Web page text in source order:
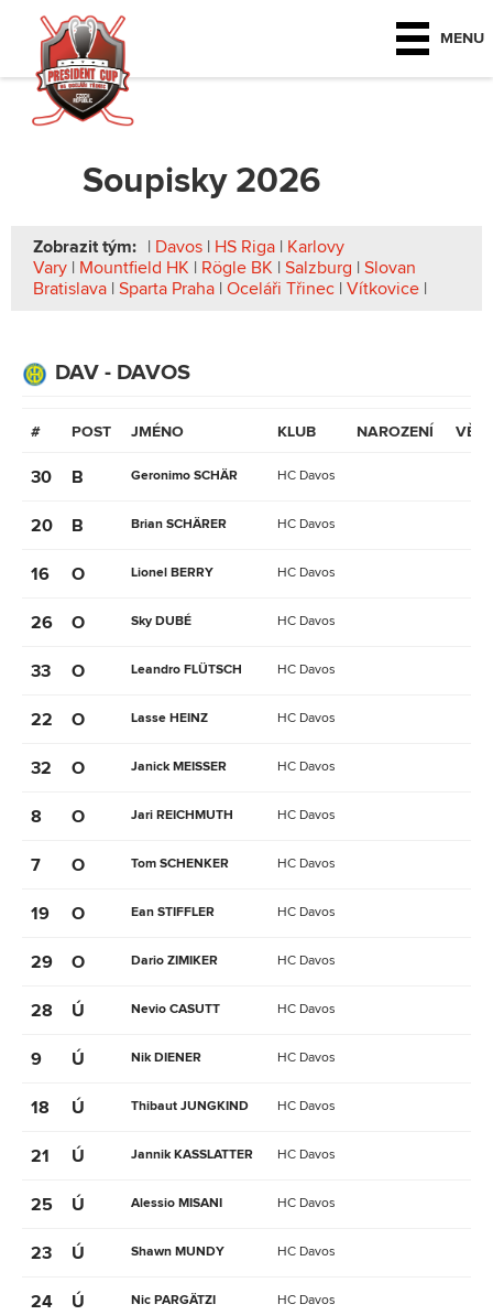
MENU
Soupisky 2026
Zobrazit tým: | Davos | HS Riga | Karlovy
Vary | Mountfield HK | Rögle BK | Salzburg | Slovan
Bratislava | Sparta Praha | Oceláři Třinec | Vítkovice |
DAV - DAVOS
# POST JMÉNO KLUB NAROZENÍ VĚK
30 B Geronimo SCHÄR HC Davos
20 B Brian SCHÄRER HC Davos
16 O Lionel BERRY HC Davos
26 O Sky DUBÉ HC Davos
33 O Leandro FLÜTSCH HC Davos
22 O Lasse HEINZ HC Davos
32 O Janick MEISSER HC Davos
8 O Jari REICHMUTH HC Davos
7 O Tom SCHENKER HC Davos
19 O Ean STIFFLER HC Davos
29 O Dario ZIMIKER HC Davos
28 Ú Nevio CASUTT HC Davos
9 Ú Nik DIENER HC Davos
18 Ú Thibaut JUNGKIND HC Davos
21 Ú Jannik KASSLATTER HC Davos
25 Ú Alessio MISANI HC Davos
23 Ú Shawn MUNDY HC Davos
24 Ú Nic PARGÄTZI HC Davos